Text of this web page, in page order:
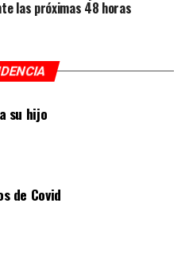
las próximas 48 horas
su hijo
de Covid